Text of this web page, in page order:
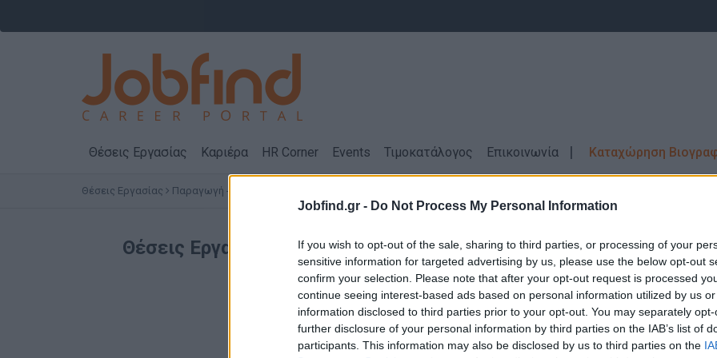
Jobfind.gr - Do Not Process My Personal Information
If you wish to opt-out of the sale, sharing to third parties, or processing of your
sensitive information for targeted advertising by us, please use the below opt-out
confirm your selection. Please note that after your opt-out request is processed
continue seeing interest-based ads based on personal information utilized by us
information disclosed to third parties prior to your opt-out. You may separately
further disclosure of your personal information by third parties on the IAB’s list of
participants. This information may also be disclosed by us to third parties on the
Θέσεις Εργασίας Καριέρα HR Corner Events Τιμοκατάλογος Επικοινωνία Καταχώρηση
Θέσεις Εργασίας Παραγωγή - Εργάτες - Τεχνίτες
Θέσεις Εργασίας Παραγωγή - Εργάτες - Τεχνίτες \ ΑΘΗΝΑ -
Δεν βρέθηκαν αποτελέσματα για την αναζήτηση σας!